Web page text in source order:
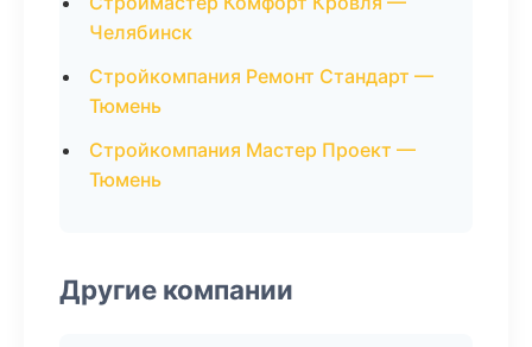
Челябинск
Стройкомпания Ремонт Стандарт —
Тюмень
Стройкомпания Мастер Проект —
Тюмень
Другие компании